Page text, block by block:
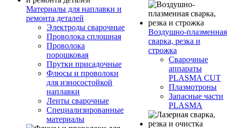
Материалы для наплавки и
ремонта деталей
Электроды сварочные
Проволока сплошная
Проволока
порошковая
Прутки присадочные
Флюсы и проволоки
для износостойкой
наплавки
Ленты сварочные
Специализированные
материалы
Воздушно-плазменная
сварка, резка и
строжка
Сварочные
аппараты
PLASMA CUT
Плазмотроны
Запасные части
PLASMA